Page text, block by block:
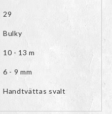
29
Bulky
10 - 13 m
6 - 9 mm
Handtvättas svalt